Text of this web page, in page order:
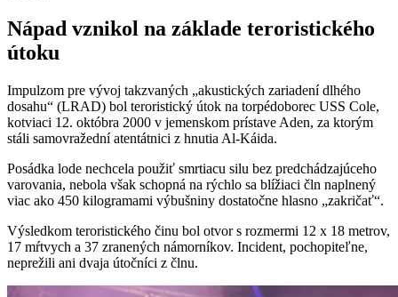
Nápad vznikol na základe teroristického
útoku
Impulzom pre vývoj takzvaných „akustických zariadení dlhého
dosahu“ (LRAD) bol teroristický útok na torpédoborec USS Cole,
kotviaci 12. októbra 2000 v jemenskom prístave Aden, za ktorým
stáli samovražední atentátnici z hnutia Al-Káida.
Posádka lode nechcela použiť smrtiacu silu bez predchádzajúceho
varovania, nebola však schopná na rýchlo sa blížiaci čln naplnený
viac ako 450 kilogramami výbušniny dostatočne hlasno „zakričať“.
Výsledkom teroristického činu bol otvor s rozmermi 12 x 18 metrov,
17 mŕtvych a 37 zranených námorníkov. Incident, pochopiteľne,
neprežili ani dvaja útočníci z člnu.